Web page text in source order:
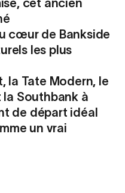
cet ancien
cœur de Bankside
les plus
la Tate Modern, le
la Southbank à
de départ idéal
un vrai